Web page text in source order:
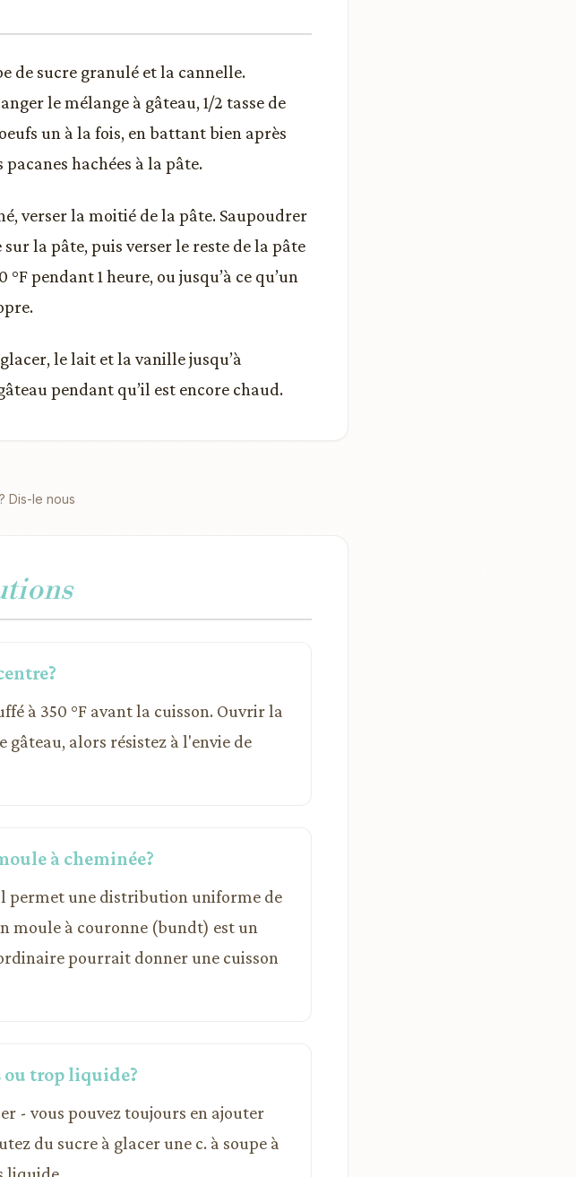
de sucre granulé et la cannelle.
le mélange à gâteau, 1/2 tasse de
un à la fois, en battant bien après
hachées à la pâte.
verser la moitié de la pâte. Saupoudrer
la pâte, puis verser le reste de la pâte
pendant 1 heure, ou jusqu’à ce qu’un
le lait et la vanille jusqu’à
pendant qu’il est encore chaud.
Dis-le nous
à 350 °F avant la cuisson. Ouvrir la
alors résistez à l'envie de
à cheminée?
permet une distribution uniforme de
moule à couronne (bundt) est un
pourrait donner une cuisson
ou trop liquide?
- vous pouvez toujours en ajouter
du sucre à glacer une c. à soupe à